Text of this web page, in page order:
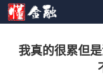
我真的很累但